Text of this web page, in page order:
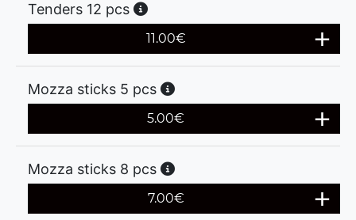
Tenders 12 pcs
11.00€
Mozza sticks 5 pcs
5.00€
Mozza sticks 8 pcs
7.00€